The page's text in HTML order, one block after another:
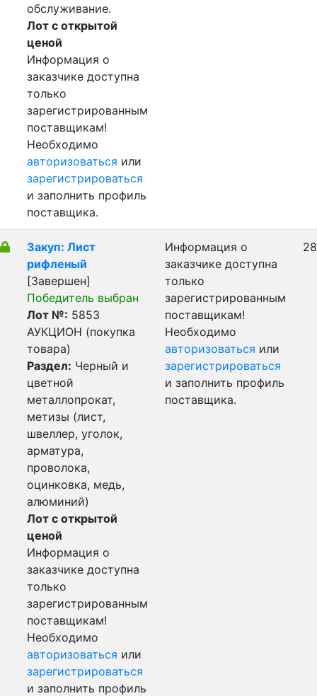
обслуживание.
Лот с открытой
ценой
Информация о
заказчике доступна
только
зарегистрированным
поставщикам!
Необходимо
авторизоваться или
зарегистрироваться
и заполнить профиль
поставщика.
Закуп: Лист
рифленый
[Завершен]
Победитель выбран
Лот №: 5853
АУКЦИОН (покупка
товара)
Раздел: Черный и
цветной
металлопрокат,
метизы (лист,
швеллер, уголок,
арматура,
проволока,
оцинковка, медь,
алюминий)
Лот с открытой
ценой
Информация о
заказчике доступна
только
зарегистрированным
поставщикам!
Необходимо
авторизоваться или
зарегистрироваться
и заполнить профиль
Информация о
заказчике доступна
только
зарегистрированным
поставщикам!
Необходимо
авторизоваться или
зарегистрироваться
и заполнить профиль
поставщика.